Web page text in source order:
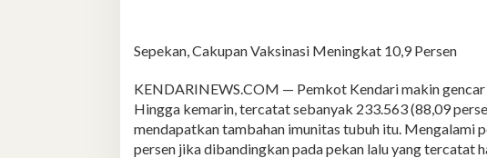
Sepekan, Cakupan Vaksinasi Meningkat 10,9 Persen
KENDARINEWS.COM — Pemkot Kendari makin
Hingga kemarin, tercatat sebanyak 233.563 (88,09
mendapatkan tambahan imunitas tubuh itu. Mengalami
persen jika dibandingkan pada pekan lalu yang tercatat